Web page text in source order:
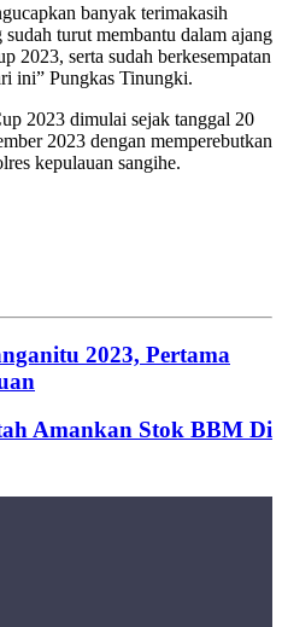
banyak terimakasih
turut membantu dalam ajang
2023, serta sudah berkesempatan
ini” Pungkas Tinungki.
2023 dimulai sejak tanggal 20
2023 dengan memperebutkan
kepulauan sangihe.
2023, Pertama
Amankan Stok BBM Di